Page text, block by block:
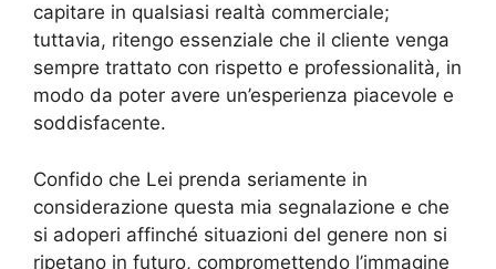
capitare in qualsiasi realtà commerciale;
tuttavia, ritengo essenziale che il cliente venga
sempre trattato con rispetto e professionalità, in
modo da poter avere un’esperienza piacevole e
soddisfacente.
Confido che Lei prenda seriamente in
considerazione questa mia segnalazione e che
si adoperi affinché situazioni del genere non si
ripetano in futuro, compromettendo l’immagine